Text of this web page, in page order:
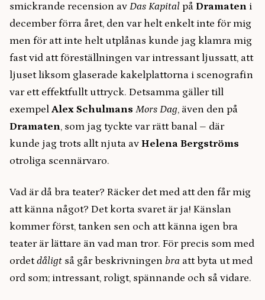
smickrande recension av Das Kapital på Dramaten i
december förra året, den var helt enkelt inte för mig
men för att inte helt utplånas kunde jag klamra mig
fast vid att föreställningen var intressant ljussatt, att
ljuset liksom glaserade kakelplattorna i scenografin
var ett effektfullt uttryck. Detsamma gäller till
exempel Alex Schulmans Mors Dag, även den på
Dramaten, som jag tyckte var rätt banal – där
kunde jag trots allt njuta av Helena Bergströms
otroliga scennärvaro.
Vad är då bra teater? Räcker det med att den får mig
att känna något? Det korta svaret är ja! Känslan
kommer först, tanken sen och att känna igen bra
teater är lättare än vad man tror. För precis som med
ordetdåligt så går beskrivningen bra att byta ut med
ord som; intressant, roligt, spännande och så vidare.